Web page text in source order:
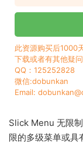
此资源购买后1000
下载或者有其他疑
QQ：125252828
微信:dobunkan
Email:
Slick Menu 无限
限的多级菜单或具